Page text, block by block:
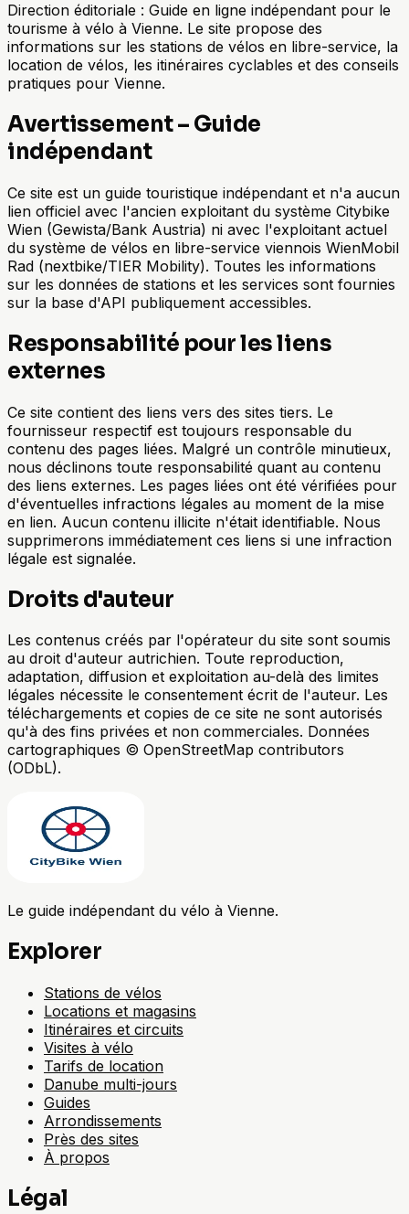
Direction éditoriale : Guide en ligne indépendant pour le
tourisme à vélo à Vienne. Le site propose des
informations sur les stations de vélos en libre-service, la
location de vélos, les itinéraires cyclables et des conseils
pratiques pour Vienne.
Avertissement – Guide
indépendant
Ce site est un guide touristique indépendant et n'a aucun
lien officiel avec l'ancien exploitant du système Citybike
Wien (Gewista/Bank Austria) ni avec l'exploitant actuel
du système de vélos en libre-service viennois WienMobil
Rad (nextbike/TIER Mobility). Toutes les informations
sur les données de stations et les services sont fournies
sur la base d'API publiquement accessibles.
Responsabilité pour les liens
externes
Ce site contient des liens vers des sites tiers. Le
fournisseur respectif est toujours responsable du
contenu des pages liées. Malgré un contrôle minutieux,
nous déclinons toute responsabilité quant au contenu
des liens externes. Les pages liées ont été vérifiées pour
d'éventuelles infractions légales au moment de la mise
en lien. Aucun contenu illicite n'était identifiable. Nous
supprimerons immédiatement ces liens si une infraction
légale est signalée.
Droits d'auteur
Les contenus créés par l'opérateur du site sont soumis
au droit d'auteur autrichien. Toute reproduction,
adaptation, diffusion et exploitation au-delà des limites
légales nécessite le consentement écrit de l'auteur. Les
téléchargements et copies de ce site ne sont autorisés
qu'à des fins privées et non commerciales. Données
cartographiques © OpenStreetMap contributors
(ODbL).
Le guide indépendant du vélo à Vienne.
Explorer
Stations de vélos
Locations et magasins
Itinéraires et circuits
Visites à vélo
Tarifs de location
Danube multi-jours
Guides
Arrondissements
Près des sites
À propos
Légal